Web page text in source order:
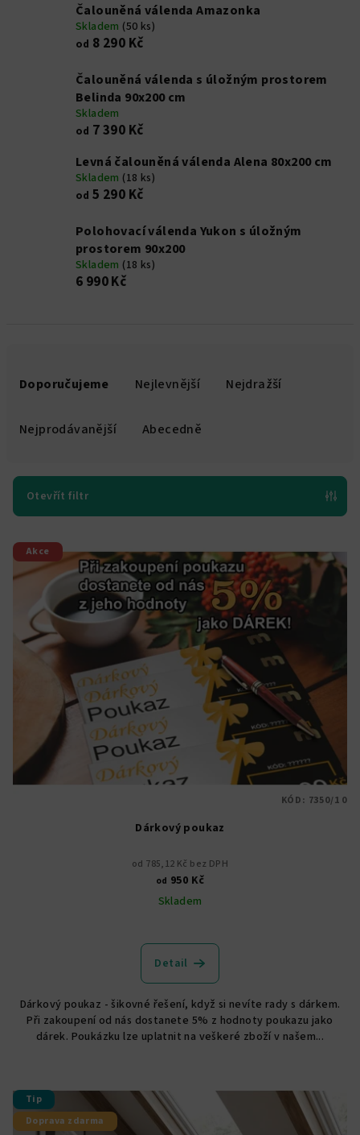
Čalouněná válenda Amazonka
Skladem (50 ks)
od 8 290 Kč
Čalouněná válenda s úložným prostorem
Belinda 90x200 cm
Skladem
od 7 390 Kč
Levná čalouněná válenda Alena 80x200 cm
Skladem (18 ks)
od 5 290 Kč
Polohovací válenda Yukon s úložným
prostorem 90x200
Skladem (18 ks)
6 990 Kč
r
o
d
u
Doporučujeme Nejlevnější Nejdražší
Nejprodávanější Abecedně
Otevřít filtr
V
ý
p
k
t
Akce
Dárkový poukaz
od 785,12 Kč bez DPH
od 950 Kč
Skladem
Detail
Dárkový poukaz - šikovné řešení, když si nevíte rady s dárkem.
Při zakoupení od nás dostanete 5% z hodnoty poukazu jako
dárek. Poukázku lze uplatnit na veškeré zboží v našem...
KÓD: 7350/1 0
Tip
Doprava zdarma